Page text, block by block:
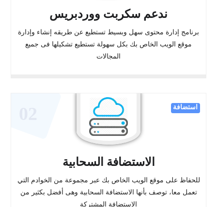
ندعم سكربت ووردبريس
برنامج إدارة محتوى سهل وبسيط تستطيع عن طريقه إنشاء وإدارة
موقع الويب الخاص بك بكل سهولة تستطيع تشكيلها فى جميع
المجالات
الاستضافة السحابية
استضافة
للحفاظ على موقع الويب الخاص بك عبر مجموعة من الخوادم التي
تعمل معا، توصف بأنها الاستضافة السحابية وهى أفضل بكثير من
الاستضافة المشتركة